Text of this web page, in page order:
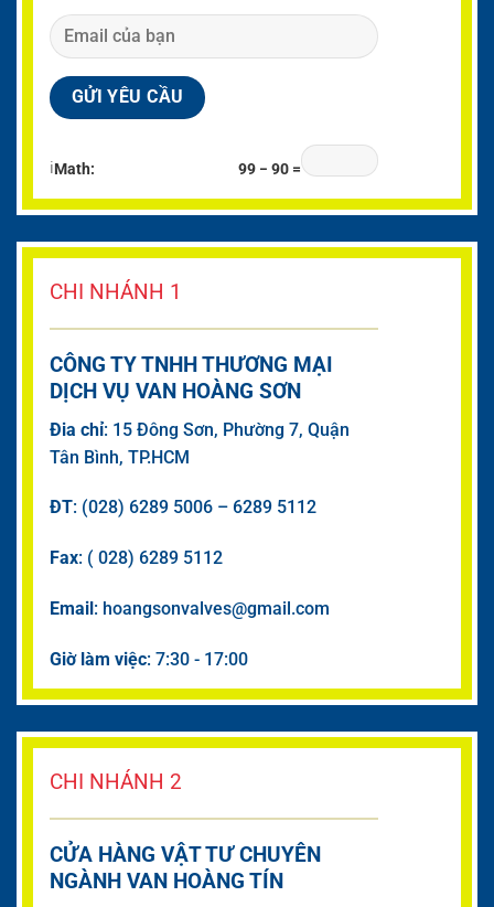
ℹMath: 99 − 90 =
CHI NHÁNH 1
CÔNG TY TNHH THƯƠNG MẠI
DỊCH VỤ VAN HOÀNG SƠN
Đia chỉ: 15 Đông Sơn, Phường 7, Quận
Tân Bình, TP.HCM
ĐT: (028) 6289 5006 – 6289 5112
Fax: ( 028) 6289 5112
Email: hoangsonvalves@gmail.com
Giờ làm việc: 7:30 - 17:00
CHI NHÁNH 2
CỬA HÀNG VẬT TƯ CHUYÊN
NGÀNH VAN HOÀNG TÍN